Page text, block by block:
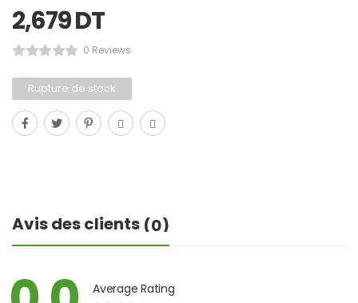
2,679DT
0 Reviews
Rupture de stock
Avis des clients (0)
Average Rating